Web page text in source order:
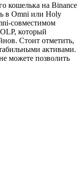
кошелька на Binance
в Omni или Holy
совместимом
который
Стоит отметить,
активами.
можете позволить